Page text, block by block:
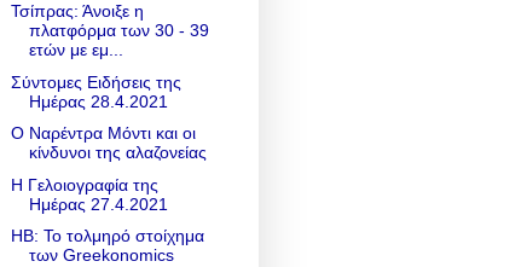
Τσίπρας: Άνοιξε η
πλατφόρμα των 30 - 39
ετών με εμ...
Σύντομες Ειδήσεις της
Ημέρας 28.4.2021
Ο Ναρέντρα Μόντι και οι
κίνδυνοι της αλαζονείας
Η Γελοιογραφία της
Ημέρας 27.4.2021
HB: Το τολμηρό στοίχημα
των Greekonomics